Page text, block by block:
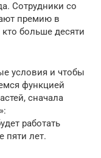
Сотрудники со
премию в
больше десяти
условия и чтобы
функцией
сначала
работать
пяти лет.